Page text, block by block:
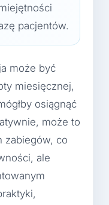
pacjentów.
może być
miesięcznej,
osiągnąć
może to
zabiegów, co
ale